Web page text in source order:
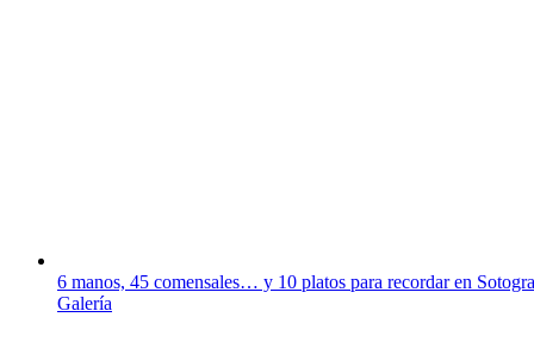
6 manos, 45 comensales… y 10 platos para recordar en
Galería